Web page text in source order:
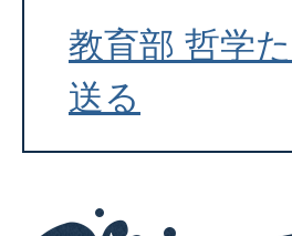
教育部 哲学
送る